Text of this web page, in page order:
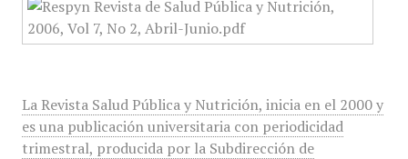
La Revista Salud Pública y Nutrición, inicia en el 2000 y
es una publicación universitaria con periodicidad
trimestral, producida por la Subdirección de